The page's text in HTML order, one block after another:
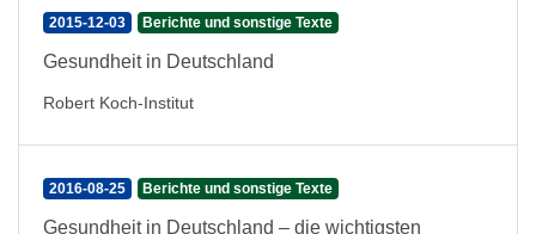
2015-12-03 Berichte und sonstige Texte
Gesundheit in Deutschland
Robert Koch-Institut
2016-08-25 Berichte und sonstige Texte
Gesundheit in Deutschland – die wichtigsten